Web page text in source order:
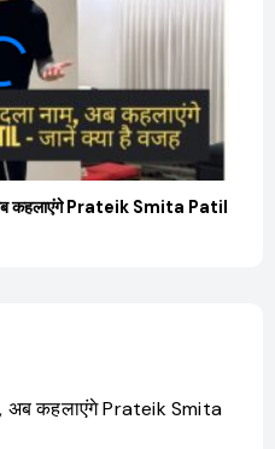
कहलाएंगे Prateik Smita Patil
अब कहलाएंगे Prateik Smita